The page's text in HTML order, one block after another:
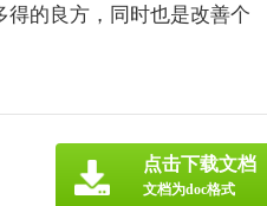
的良方，同时也是改善个
点击下载文档
文档为doc格式